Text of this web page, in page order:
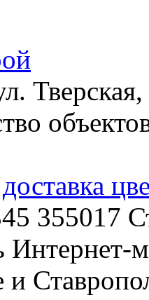
355017
Интернет-
и